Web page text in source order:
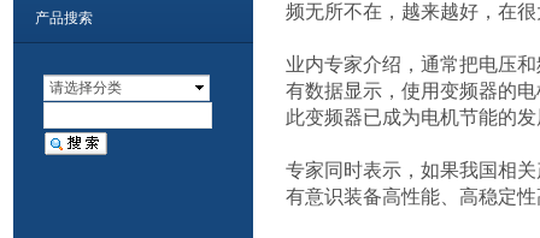
产品搜索
请选择分类
频无所不在，越来越好，在
业内专家介绍，通常把电压
有数据显示，使用变频器的
此变频器已成为电机节能的
专家同时表示，如果我国相
有意识装备高性能、高稳定